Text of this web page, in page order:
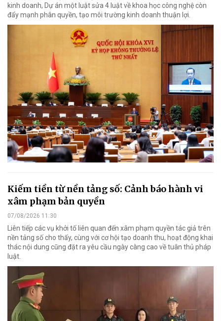
kinh doanh, Dự án một luật sửa 4 luật về khoa học công nghệ còn
đẩy mạnh phân quyền, tạo môi trường kinh doanh thuận lợi.
Kiếm tiền từ nền tảng số: Cảnh báo hành vi
xâm phạm bản quyền
07/08/2026 11:30
Liên tiếp các vụ khởi tố liên quan đến xâm phạm quyền tác giả trên
nền tảng số cho thấy, cùng với cơ hội tạo doanh thu, hoạt động khai
thác nội dung cũng đặt ra yêu cầu ngày càng cao về tuân thủ pháp
luật.